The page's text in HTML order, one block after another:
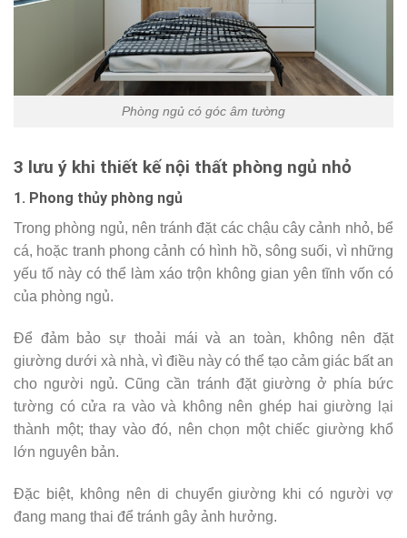
Phòng ngủ có góc âm tường
3 lưu ý khi thiết kế nội thất phòng ngủ nhỏ
1. Phong thủy phòng ngủ
Trong phòng ngủ, nên tránh đặt các chậu cây cảnh nhỏ, bể
cá, hoặc tranh phong cảnh có hình hồ, sông suối, vì những
yếu tố này có thể làm xáo trộn không gian yên tĩnh vốn có
của phòng ngủ.
Để đảm bảo sự thoải mái và an toàn, không nên đặt
giường dưới xà nhà, vì điều này có thể tạo cảm giác bất an
cho người ngủ. Cũng cần tránh đặt giường ở phía bức
tường có cửa ra vào và không nên ghép hai giường lại
thành một; thay vào đó, nên chọn một chiếc giường khổ
lớn nguyên bản.
Đặc biệt, không nên di chuyển giường khi có người vợ
đang mang thai để tránh gây ảnh hưởng.